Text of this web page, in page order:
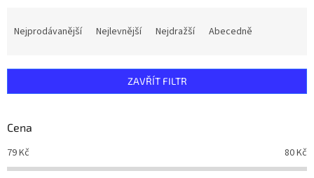
í
r
o
d
u
Nejprodávanější Nejlevnější Nejdražší Abecedně
ZAVŘÍT FILTR
Cena
79Kč 80Kč